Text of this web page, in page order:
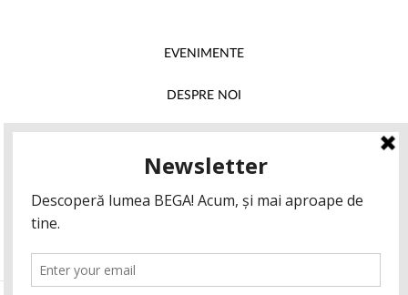
EVENIMENTE
DESPRE NOI
INSTAGRAM
FACEBOOK